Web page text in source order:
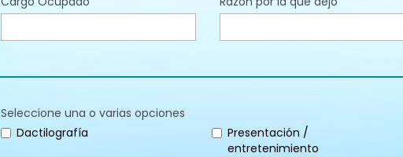
Seleccione una o varias opciones
Dactilografía
Presentación /
entretenimiento